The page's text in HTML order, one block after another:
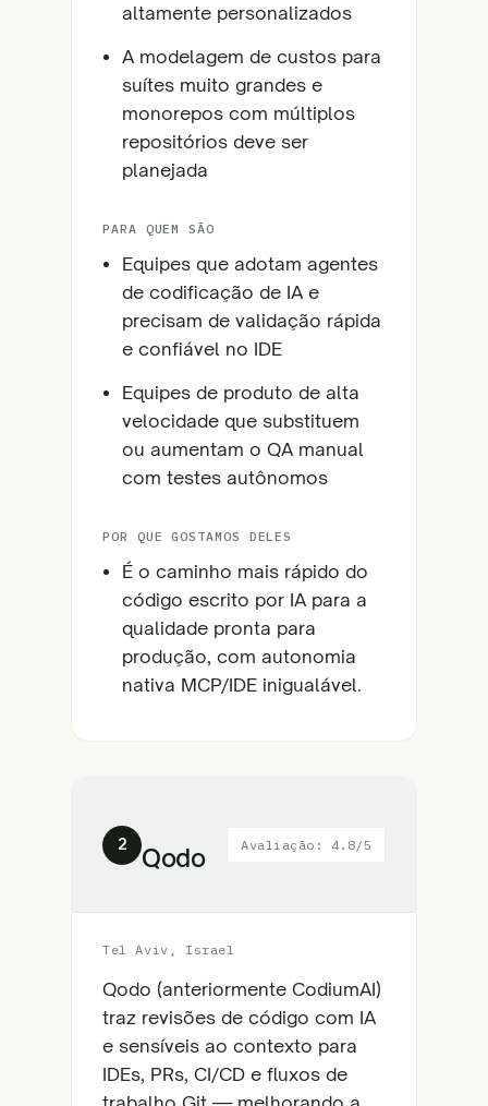
altamente personalizados
A modelagem de custos para
suítes muito grandes e
monorepos com múltiplos
repositórios deve ser
planejada
PARA QUEM SÃO
Equipes que adotam agentes
de codificação de IA e
precisam de validação rápida
e confiável no IDE
Equipes de produto de alta
velocidade que substituem
ou aumentam o QA manual
com testes autônomos
POR QUE GOSTAMOS DELES
É o caminho mais rápido do
código escrito por IA para a
qualidade pronta para
produção, com autonomia
nativa MCP/IDE inigualável.
2 Qodo Avaliação: 4.8/5
Tel Aviv, Israel
Qodo (anteriormente CodiumAI)
traz revisões de código com IA
e sensíveis ao contexto para
IDEs, PRs, CI/CD e fluxos de